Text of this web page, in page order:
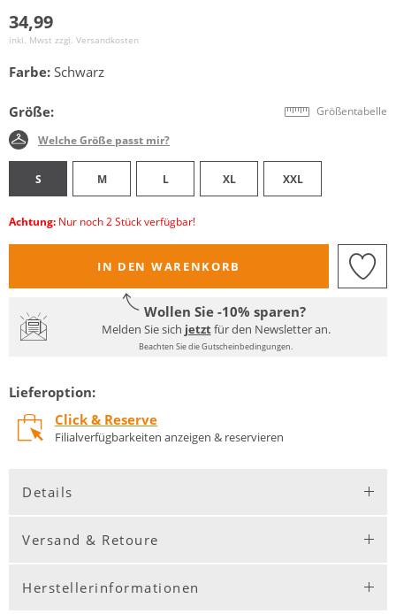
34,99
inkl. Mwst zzgl. Versandkosten
Farbe: Schwarz
Größe: Größentabelle
Welche Größe passt mir?
S M L XL XXL
Achtung: Nur noch 2 Stück verfügbar!
IN DEN WARENKORB
Wollen Sie -10% sparen?
Melden Sie sich jetztfür den Newsletter an.
Beachten Sie die Gutscheinbedingungen.
Lieferoption:
Click & Reserve
Filialverfügbarkeiten anzeigen & reservieren
Details
Versand & Retoure
Herstellerinformationen